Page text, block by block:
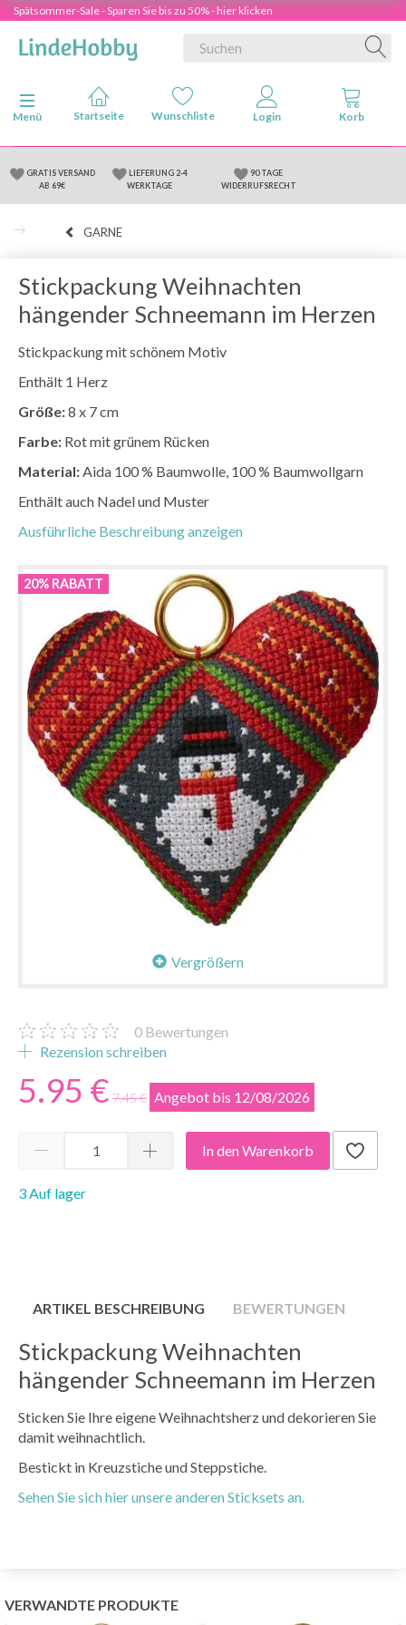
Spätsommer-Sale - Sparen Sie bis zu 50% - hier klicken
Anzeige ändern
Menü
GRATIS VERSAND
AB 69€
LIEFERUNG 2-4
WERKTAGE
90 TAGE
WIDERRUFSRECHT
GARNE
Stickpackung Weihnachten
hängender Schneemann im Herzen
Stickpackung mit schönem Motiv
Enthält 1 Herz
Größe:8 x 7 cm
Farbe: Rot mit grünem Rücken
Material: Aida 100 % Baumwolle, 100 % Baumwollgarn
Enthält auch Nadel und Muster
Ausführliche Beschreibung anzeigen
20% RABATT
Vergrößern
0 Bewertungen
Rezension schreiben
5.95 € 7.45 € Angebot bis 12/08/2026
In den Warenkorb
3 Auf lager
ARTIKEL BESCHREIBUNG BEWERTUNGEN
Stickpackung Weihnachten
hängender Schneemann im Herzen
Sticken Sie Ihre eigene Weihnachtsherz und dekorieren Sie
damit weihnachtlich.
Bestickt in Kreuzstiche und Steppstiche.
Sehen Sie sich hier unsere anderen Sticksets an.
VERWANDTE PRODUKTE